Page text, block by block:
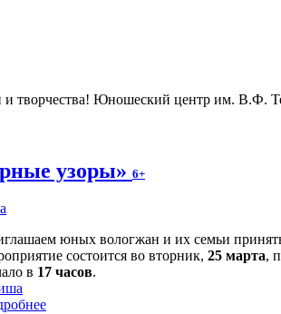
творчества! Юношеский центр им. В.Ф.
узоры» 6+
юных вологжан и их семьи принять
состоится во вторник, 25 марта,
в 17 часов.